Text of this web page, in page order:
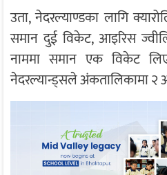
उता, नेदरल्याण्डका लागि
समान दुई विकेट, आइरिस
नाममा समान एक विकेट
नेदरल्यान्ड्सले अंकतालिकामा २